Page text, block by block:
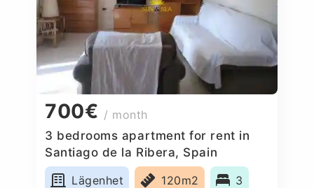
700€ / month
3 bedrooms apartment for rent in
Santiago de la Ribera, Spain
Lägenhet
120m2 3